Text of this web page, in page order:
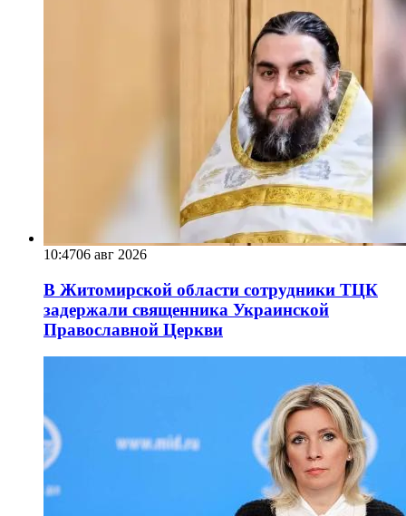
10:4706 авг 2026
В Житомирской области сотрудники ТЦК
задержали священника Украинской
Православной Церкви